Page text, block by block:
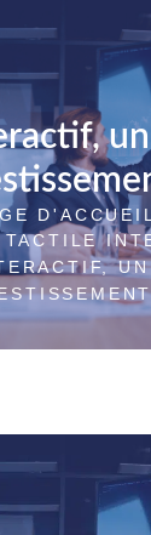
D'ACCUEIL
TACTILE